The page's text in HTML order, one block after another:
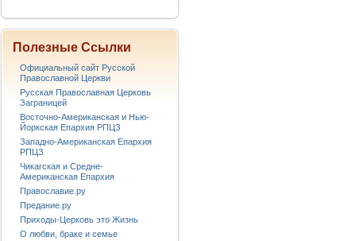
Полезные Ссылки
Официальный сайт Русской
Православной Церкви
Русская Православная Церковь
Заграницей
Восточно-Американская и Нью-
Йоркская Епархия РПЦЗ
Западно-Американская Епархия
РПЦЗ
Чикагская и Средне-
Американская Епархия
Православие.ру
Предание.ру
Приходы-Церковь это Жизнь
О любви, браке и семье